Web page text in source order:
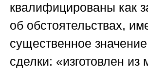
квалифицированы как
об обстоятельствах,
существенное
сделки: «изготовлен из